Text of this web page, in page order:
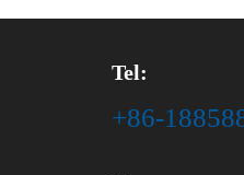
Tel:
+86-